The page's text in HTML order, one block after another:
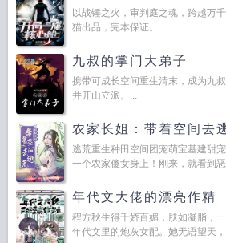
以战锤之火，审判庭之魂，跨越万
猫出品，完本保证。...
九叔的掌门大弟子
携带可成长空间重生清末，成为九
并开山立派。...
农家长姐：带着空间去
逃荒重生种田空间团宠萌宝基建甜
一个农家傻女身上！刚来，就看到
年代文大佬的漂亮作精
程方秋生得千娇百媚，肤如凝脂，
年代文里的炮灰女配。她无语望天